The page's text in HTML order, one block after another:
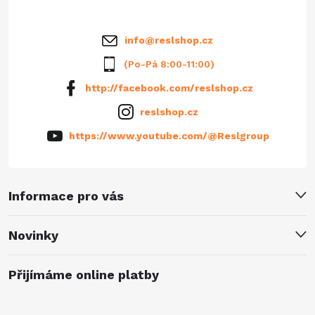
Informace pro vás
Novinky
info@reslshop.cz
(Po-Pá 8:00-11:00)
http://facebook.com/reslshop.cz
reslshop.cz
https://www.youtube.com/@Reslgroup
Přijímáme online platby